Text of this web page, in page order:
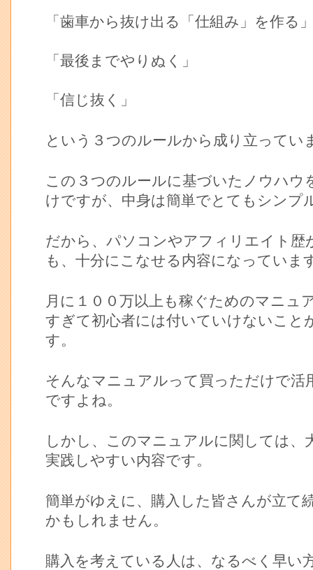
「歯車から抜け出る「仕組み」を作る
「最後までやりぬく」
「信じ抜く」
という３つのルールから成り立ってい
この３つのルールに基づいたノウハウ
けですが、中身は簡単でとてもシンプ
だから、パソコンやアフィリエイト歴
も、十分にこなせる内容になっていま
月に１００万以上も稼ぐためのマニュ
すぎて初心者には付いていけないこと
す。
そんなマニュアルって買っただけで活
ですよね。
しかし、このマニュアルに関しては、
実践しやすい内容です。
簡単がゆえに、購入した皆さんが立て
かもしれません。
購入を考えている人は、なるべく早い